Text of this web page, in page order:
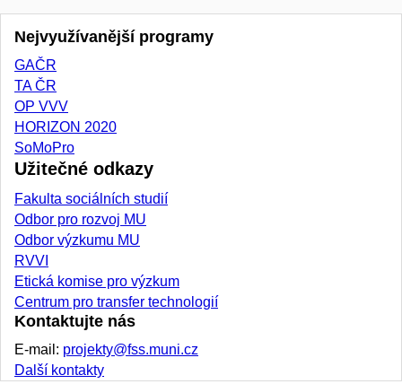
Nejvyužívanější programy
GAČR
TA ČR
OP VVV
HORIZON 2020
SoMoPro
Užitečné odkazy
Fakulta sociálních studií
Odbor pro rozvoj MU
Odbor výzkumu MU
RVVI
Etická komise pro výzkum
Centrum pro transfer technologií
Kontaktujte nás
E-mail: projekty@fss.muni.cz
Další kontakty